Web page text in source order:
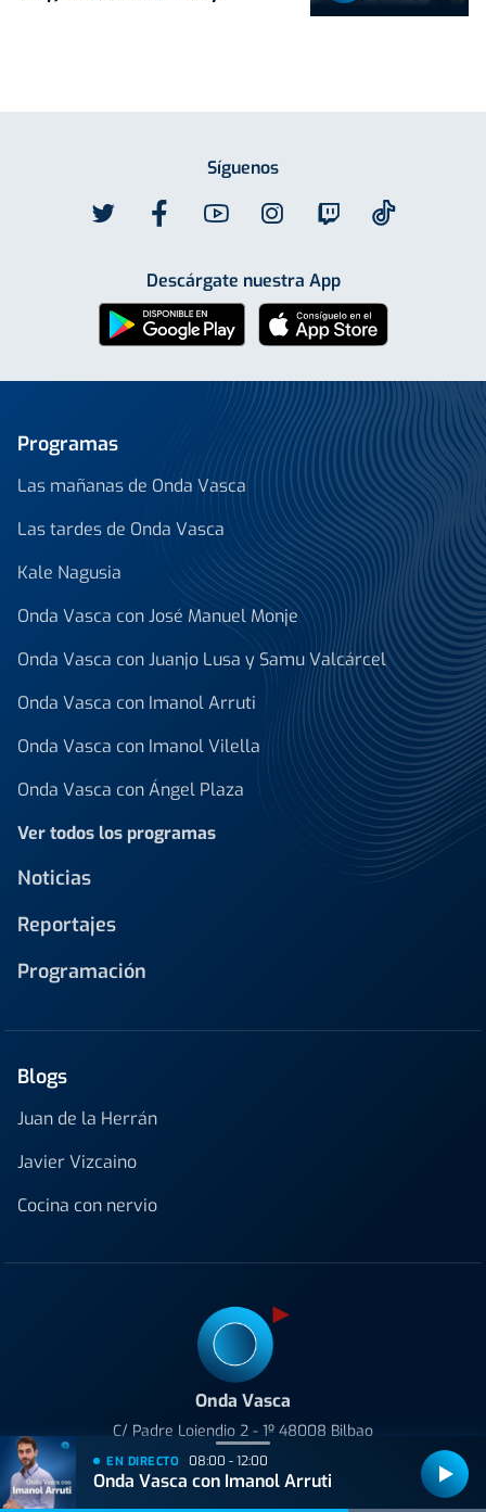
Síguenos
Descárgate nuestra App
Programas
Las mañanas de Onda Vasca
Las tardes de Onda Vasca
Kale Nagusia
Onda Vasca con José Manuel Monje
Onda Vasca con Juanjo Lusa y Samu Valcárcel
Onda Vasca con Imanol Arruti
Onda Vasca con Imanol Vilella
Onda Vasca con Ángel Plaza
Ver todos los programas
Noticias
Reportajes
Programación
Blogs
Juan de la Herrán
Javier Vizcaino
Cocina con nervio
Onda Vasca
C/ Padre Lojendio 2 - 1º 48008 Bilbao
Tel: 94 413 25 80
Avenida de Tolosa 23-25 20018 Donostia
EN DIRECTO 08:00 - 12:00
Onda Vasca con Imanol Arruti